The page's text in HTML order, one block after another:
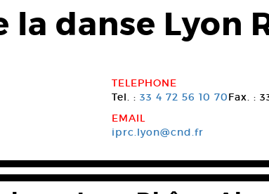
danse Lyon
TELEPHONE
Tel. : 33 4 72 56 10 70Fax. :
EMAIL
iprc.lyon@cnd.fr